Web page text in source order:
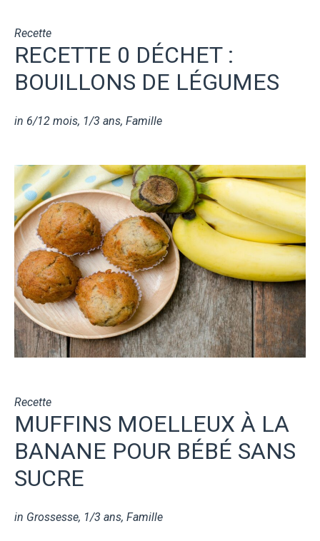
Recette
RECETTE 0 DÉCHET :
BOUILLONS DE LÉGUMES
in 6/12 mois, 1/3 ans, Famille
Recette
MUFFINS MOELLEUX À LA
BANANE POUR BÉBÉ SANS
SUCRE
in Grossesse, 1/3 ans, Famille